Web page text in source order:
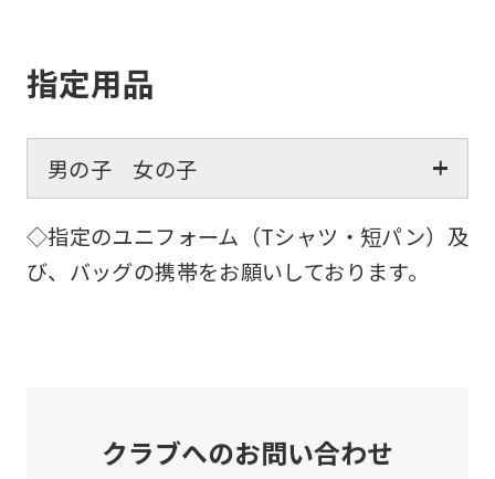
指定用品
男の子 女の子
◇指定のユニフォーム（Tシャツ・短パン）及
び、バッグの携帯をお願いしております。
クラブへのお問い合わせ